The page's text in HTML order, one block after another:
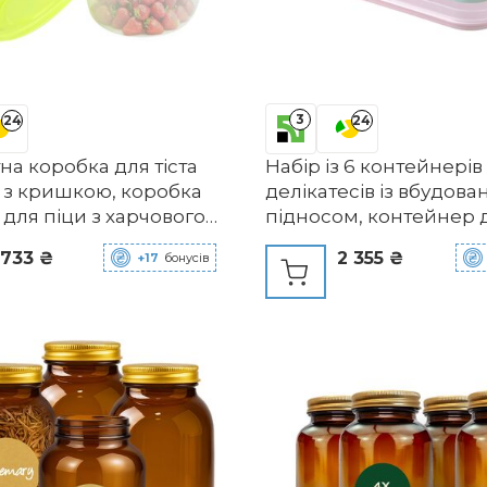
24
коробка для тіста
з кришкою, коробка
для піци з харчового
коробка для
піци, контейнер для
піци для домашнього
для кухні,
чи дому
733 ₴ +17 бонусів
3 24
Набір із 6
делікатесів із
підносом, контейнер
зберігання продуктів,
контейнер, коробка
делікатесів,
2 355 ₴